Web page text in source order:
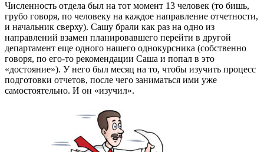
Численность отдела был на тот момент 13 человек (то бишь,
грубо говоря, по человеку на каждое направление отчетности,
и начальник сверху). Сашу брали как раз на одно из
направлений взамен планировавшего перейти в другой
департамент еще одного нашего однокурсника (собственно
говоря, по его-то рекомендации Саша и попал в это
«достояние»). У него был месяц на то, чтобы изучить процесс
подготовки отчетов, после чего заниматься ими уже
самостоятельно. И он «изучил».